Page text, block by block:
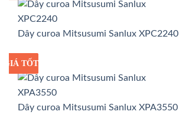
Dây curoa Mitsusumi Sanlux XPC2240
GIÁ SỈ
GIÁ TỐT
Dây curoa Mitsusumi Sanlux XPA3550